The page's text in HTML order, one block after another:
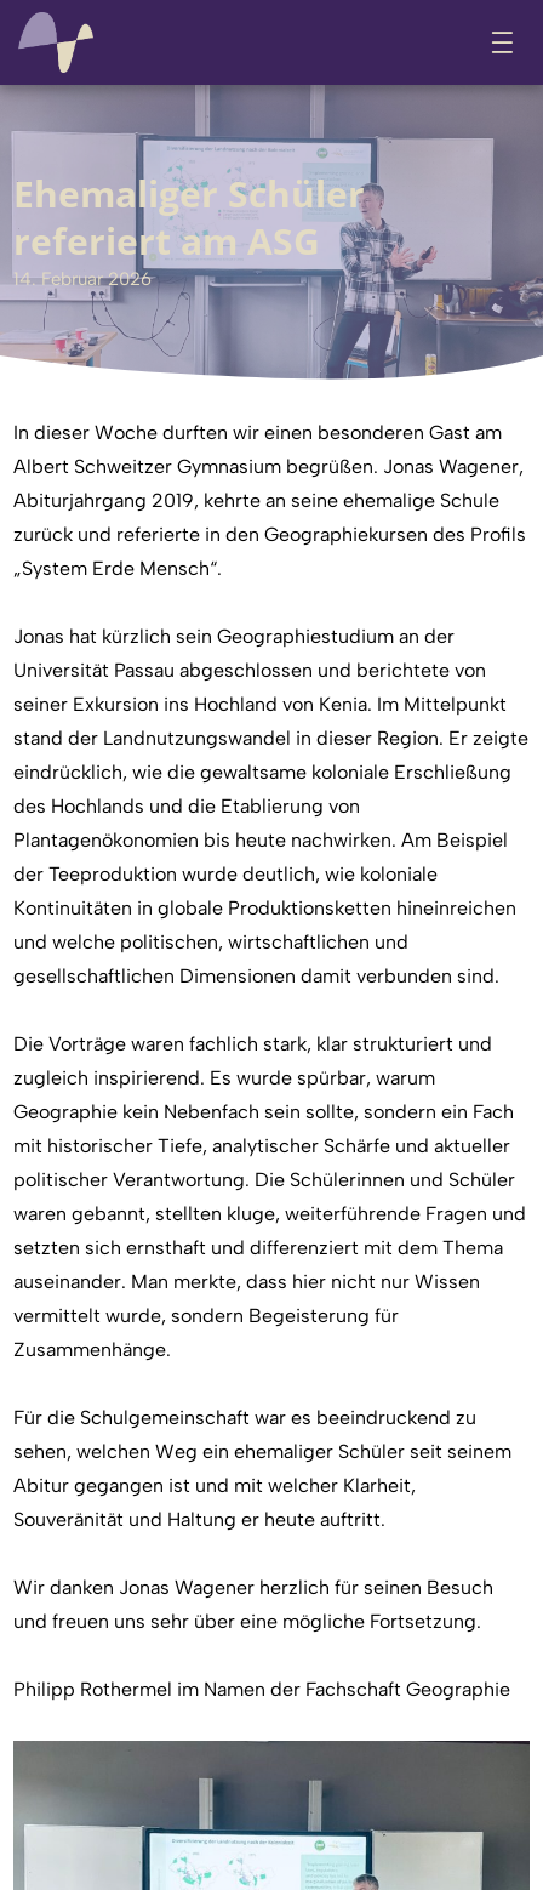
Ehemaliger Schüler
referiert am ASG
14. Februar 2026
In dieser Woche durften wir einen besonderen Gast am
Albert Schweitzer Gymnasium begrüßen. Jonas Wagener,
Abiturjahrgang 2019, kehrte an seine ehemalige Schule
zurück und referierte in den Geographiekursen des Profils
„System Erde Mensch“.
Jonas hat kürzlich sein Geographiestudium an der
Universität Passau abgeschlossen und berichtete von
seiner Exkursion ins Hochland von Kenia. Im Mittelpunkt
stand der Landnutzungswandel in dieser Region. Er zeigte
eindrücklich, wie die gewaltsame koloniale Erschließung
des Hochlands und die Etablierung von
Plantagenökonomien bis heute nachwirken. Am Beispiel
der Teeproduktion wurde deutlich, wie koloniale
Kontinuitäten in globale Produktionsketten hineinreichen
und welche politischen, wirtschaftlichen und
gesellschaftlichen Dimensionen damit verbunden sind.
Die Vorträge waren fachlich stark, klar strukturiert und
zugleich inspirierend. Es wurde spürbar, warum
Geographie kein Nebenfach sein sollte, sondern ein Fach
mit historischer Tiefe, analytischer Schärfe und aktueller
politischer Verantwortung. Die Schülerinnen und Schüler
waren gebannt, stellten kluge, weiterführende Fragen und
setzten sich ernsthaft und differenziert mit dem Thema
auseinander. Man merkte, dass hier nicht nur Wissen
vermittelt wurde, sondern Begeisterung für
Zusammenhänge.
Für die Schulgemeinschaft war es beeindruckend zu
sehen, welchen Weg ein ehemaliger Schüler seit seinem
Abitur gegangen ist und mit welcher Klarheit,
Souveränität und Haltung er heute auftritt.
Wir danken Jonas Wagener herzlich für seinen Besuch
und freuen uns sehr über eine mögliche Fortsetzung.
Philipp Rothermel im Namen der Fachschaft Geographie